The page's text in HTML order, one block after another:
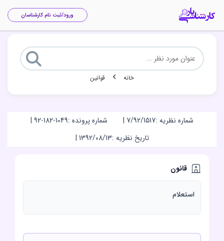
ورود/ثبت نام کارشناسان
خانه قوانین
شماره نظریه :7/92/1517
| شماره پرونده :92-182-1049
|
تاریخ نظریه :1392/08/13
|
قانون
استعلام